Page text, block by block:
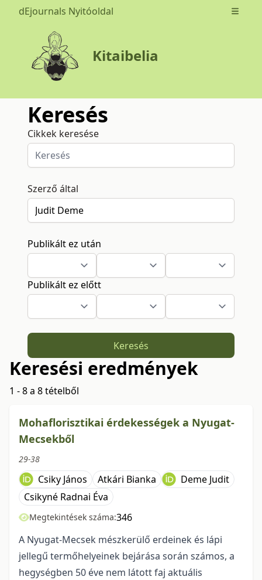
dEjournals Nyitóoldal Open
Kitaibelia
Keresés
Cikkek keresése
Szerző által
Publikált ez után
Publikált ez előtt
Keresés
Keresési eredmények
1 - 8 a 8 tételből
Mohaflorisztikai érdekességek a Nyugat-
Mecsekből
29-38
Csiky János Atkári Bianka
Deme Judit
Csikyné Radnai Éva
Megtekintések száma:346
A Nyugat-Mecsek mészkerülő erdeinek és lápi
jellegű termőhelyeinek bejárása során számos, a
hegységben 50 éve nem látott faj aktuális